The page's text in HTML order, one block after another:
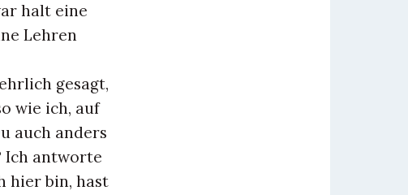
halt eine
Lehren
gesagt,
wie ich, auf
auch anders
Ich antworte
hier bin, hast